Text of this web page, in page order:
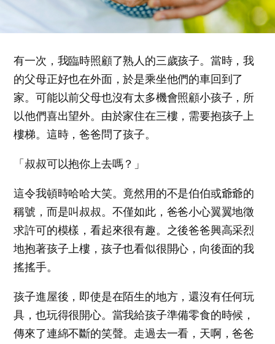
有一次，我臨時照顧了熟人的三歲孩子。當時，我
的父母正好也在外面，於是乘坐他們的車回到了
家。可能以前父母也沒有太多機會照顧小孩子，所
以他們喜出望外。由於家住在三樓，需要抱孩子上
樓梯。這時，爸爸問了孩子。
「叔叔可以抱你上去嗎？」
這令我頓時哈哈大笑。竟然用的不是伯伯或爺爺的
稱號，而是叫叔叔。不僅如此，爸爸小心翼翼地徵
求許可的模樣，看起來很有趣。之後爸爸興高采烈
地抱著孩子上樓，孩子也看似很開心，向後面的我
搖搖手。
孩子進屋後，即使是在陌生的地方，還沒有任何玩
具，也玩得很開心。當我給孩子準備零食的時候，
傳來了連綿不斷的笑聲。走過去一看，天啊，爸爸